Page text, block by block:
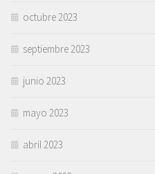
octubre 2023
septiembre 2023
junio 2023
mayo 2023
abril 2023